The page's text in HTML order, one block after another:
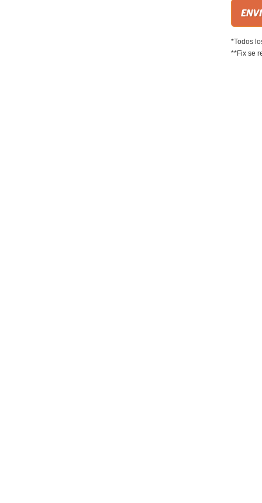
*Todos
**Fix se